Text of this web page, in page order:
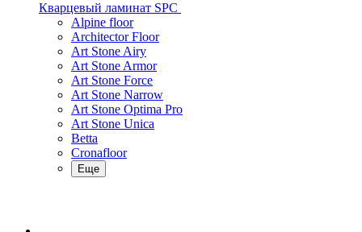
Кварцевый ламинат SPC
Alpine floor
Architector Floor
Art Stone Airy
Art Stone Armor
Art Stone Force
Art Stone Narrow
Art Stone Optima Pro
Art Stone Unica
Betta
Cronafloor
Еще